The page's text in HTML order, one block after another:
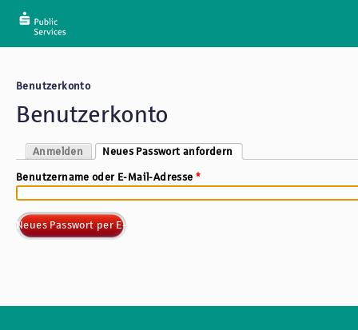
Sie sind hier
Benutzerkonto
Benutzerkonto
Haupt-Reiter
Anmelden
Neues Passwort anfordern
Benutzername oder E-Mail-Adresse *